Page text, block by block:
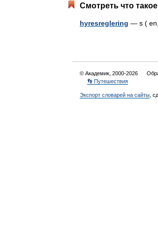
Смотреть что
hyresreglering — s (
© Академик, 2000-2026
👣 Путешествия
Экспорт словарей на сайты ,